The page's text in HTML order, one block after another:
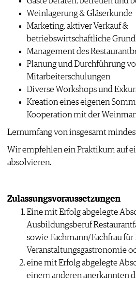
Weinlagerung & Gläserkunde
Marketing, aktiver Verkauf &
betriebswirtschaftliche
Management des
Planung und Durchführung
Mitarbeiterschulungen
Diverse Workshops und
Kreation eines eigenen
Kooperation mit der
Lernumfang von insgesamt
Wir empfehlen ein Praktikum auf
absolvieren.
Zulassungsvoraussetzungen
Eine mit Erfolg abgelegte
Ausbildungsberuf
sowie Fachmann/Fachfrau für
Veranstaltungsgastronomie
eine mit Erfolg abgelegte
einem anderen anerkannten